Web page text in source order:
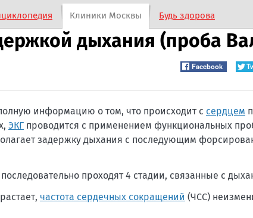
Клиники Москвы Будь здорова
дыхания (проба
Facebook
информацию о том, что происходит с сердцем
ЭКГ проводится с применением функциональных
задержку дыхания с последующим
проходят 4 стадии, связанные с
частота сердечных сокращений (ЧСС)